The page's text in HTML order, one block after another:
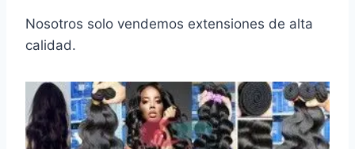
Nosotros solo vendemos extensiones de alta
calidad.